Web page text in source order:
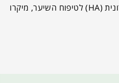
סדרת HAir-strong של בריאה- הפתרון הטכנולוגי החדשני ביותר בתחום טיפוח השיער והיחידי מסוגו בישראל, המכיל חומצה היאלרונית (HA) לטיפוח השיער, מיקרו